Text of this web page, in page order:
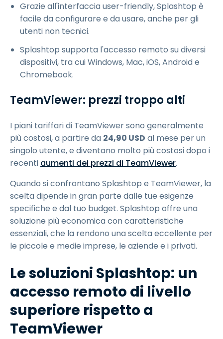
Grazie all'interfaccia user-friendly, Splashtop è
facile da configurare e da usare, anche per gli
utenti non tecnici.
Splashtop supporta l'accesso remoto su diversi
dispositivi, tra cui Windows, Mac, iOS, Android e
Chromebook.
TeamViewer: prezzi troppo alti
I piani tariffari di TeamViewer sono generalmente
più costosi, a partire da 24,90 USD al mese per un
singolo utente, e diventano molto più costosi dopo i
recenti aumenti dei prezzi di TeamViewer.
Quando si confrontano Splashtop e TeamViewer, la
scelta dipende in gran parte dalle tue esigenze
specifiche e dal tuo budget. Splashtop offre una
soluzione più economica con caratteristiche
essenziali, che la rendono una scelta eccellente per
le piccole e medie imprese, le aziende e i privati.
Le soluzioni Splashtop: un
accesso remoto di livello
superiore rispetto a
TeamViewer